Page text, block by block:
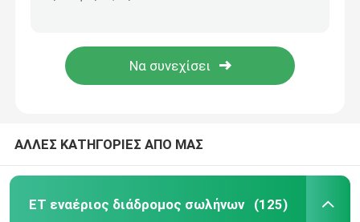
Διπλός βρογχικός σωλήνας μονάδων λούμεν
Όργανο ελέγχου πίεσης εναέριων διαδρόμων
ΑΛΛΕΣ ΚΑΤΗΓΟΡΙΕΣ ΑΠΟ ΜΑΣ
ET εναέριος διάδρομος σωλήνων (125)